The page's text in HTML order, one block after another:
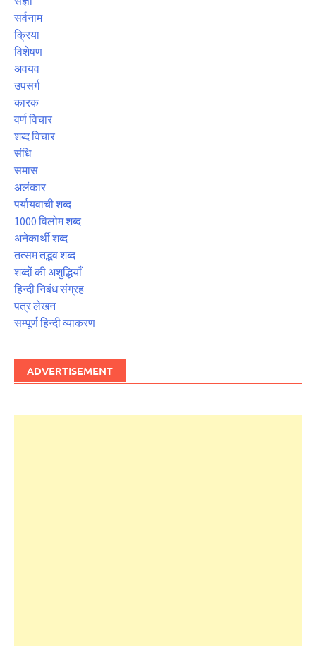
सर्वनाम
क्रिया
विशेषण
अवयव
उपसर्ग
कारक
वर्ण विचार
शब्द विचार
संधि
समास
अलंकार
पर्यायवाची शब्द
1000 विलोम शब्द
अनेकार्थी शब्द
तत्सम तद्भव शब्द
शब्दों की अशुद्धियाँ
हिन्दी निबंध संग्रह
पत्र लेखन
सम्पूर्ण हिन्दी व्याकरण
ADVERTISEMENT